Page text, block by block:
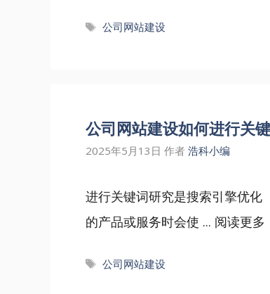
标
公司网站建设
公司网站建设如何进行关
2025年5月13日 作者 浩科小编
进行关键词研究是搜索引擎优化
的产品或服务时会使 ... 阅读更多
标
公司网站建设